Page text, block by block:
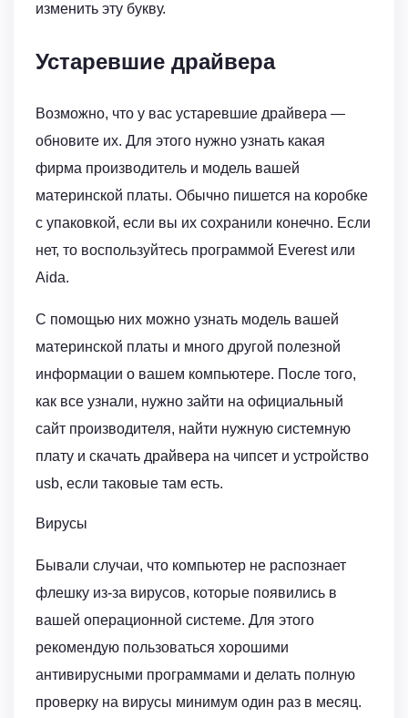
изменить эту букву.
Устаревшие драйвера
Возможно, что у вас устаревшие драйвера —
обновите их. Для этого нужно узнать какая
фирма производитель и модель вашей
материнской платы. Обычно пишется на коробке
с упаковкой, если вы их сохранили конечно. Если
нет, то воспользуйтесь программой Everest или
Aida.
С помощью них можно узнать модель вашей
материнской платы и много другой полезной
информации о вашем компьютере. После того,
как все узнали, нужно зайти на официальный
сайт производителя, найти нужную системную
плату и скачать драйвера на чипсет и устройство
usb, если таковые там есть.
Вирусы
Бывали случаи, что компьютер не распознает
флешку из-за вирусов, которые появились в
вашей операционной системе. Для этого
рекомендую пользоваться хорошими
антивирусными программами и делать полную
проверку на вирусы минимум один раз в месяц.